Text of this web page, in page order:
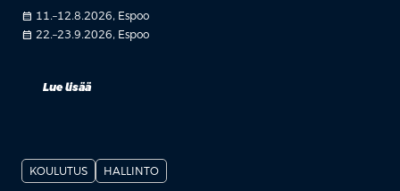
calendar_month 11.–12.8.2026, Espoo
calendar_month 22.–23.9.2026, Espoo
Lue lisää
KOULUTUS HALLINTO